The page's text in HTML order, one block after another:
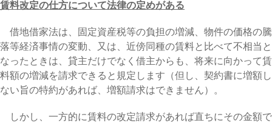
賃料改定の仕方について法律の定めがある
借地借家法は、固定資産税等の負担の増減、物件の価格の騰
落等経済事情の変動、又は、近傍同種の賃料と比べて不相当と
なったときは、貸主だけでなく借主からも、将来に向かって賃
料額の増減を請求できると規定します（但し、契約書に増額し
ない旨の特約があれば、増額請求はできません）。
しかし、一方的に賃料の改定請求があれば直ちにその金額で